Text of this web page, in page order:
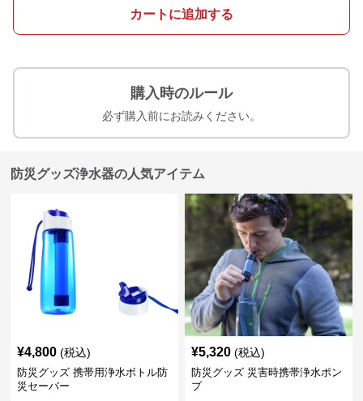
カートに追加する
購入時のルール
必ず購入前にお読みください。
防災グッズ浄水器の人気アイテム
¥4,800 (税込)
防災グッズ 携帯用浄水ボトル防
災セーバー
¥5,320 (税込)
防災グッズ 災害時携帯浄水ポン
プ